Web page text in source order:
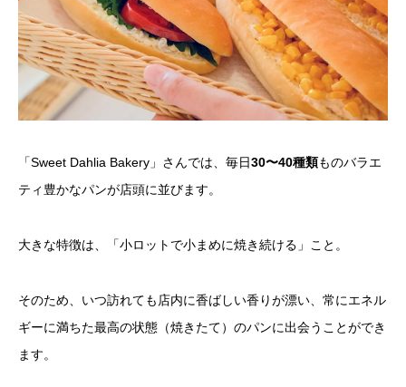
「Sweet Dahlia Bakery」さんでは、毎日30〜40種類ものバラエ
ティ豊かなパンが店頭に並びます。
大きな特徴は、「小ロットで小まめに焼き続ける」こと。
そのため、いつ訪れても店内に香ばしい香りが漂い、常にエネル
ギーに満ちた最高の状態（焼きたて）のパンに出会うことができ
ます。